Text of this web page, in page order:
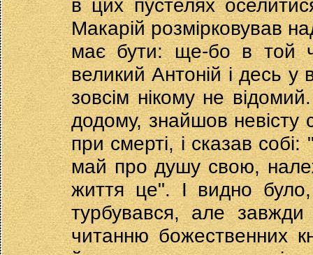
в цих пустелях
Макарій розмірковував
має бути: ще-бо в той
великий Антоній і десь у
зовсім нікому не
додому, знайшов
при смерті, і сказав
май про душу свою,
життя це". І видно
турбувався, але
читанню божественних